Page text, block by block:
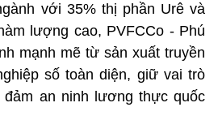
với 35% thị phần Urê và
lượng cao, PVFCCo - Phú
mạnh mẽ từ sản xuất truyền
số toàn diện, giữ vai trò
đảm an ninh lương thực quốc